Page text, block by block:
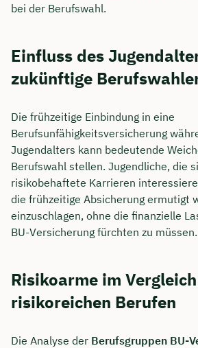
bei der Berufswahl.
Einfluss des
zukünftige
Die frühzeitige Einbindung in eine
Berufsunfähigkeitsversicherung
Jugendalters kann bedeutende
Berufswahl stellen. Jugendliche, die
risikobehaftete Karrieren
die frühzeitige Absicherung ermutigt
einzuschlagen, ohne die finanzielle
BU-Versicherung fürchten zu müssen.
Risikoarme im
risikoreichen Berufen
Die Analyse der Berufsgruppen BU-